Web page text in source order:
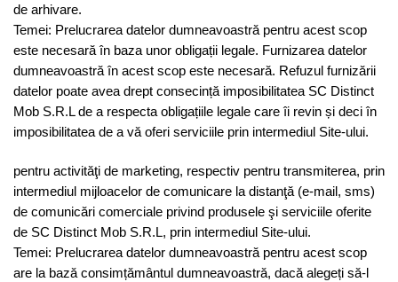
de arhivare.
Temei: Prelucrarea datelor dumneavoastră pentru acest scop
este necesară în baza unor obligații legale. Furnizarea datelor
dumneavoastră în acest scop este necesară. Refuzul furnizării
datelor poate avea drept consecință imposibilitatea SC Distinct
Mob S.R.L de a respecta obligațiile legale care îi revin și deci în
imposibilitatea de a vă oferi serviciile prin intermediul Site-ului.
pentru activităţi de marketing, respectiv pentru transmiterea, prin
intermediul mijloacelor de comunicare la distanţă (e-mail, sms)
de comunicări comerciale privind produsele şi serviciile oferite
de SC Distinct Mob S.R.L, prin intermediul Site-ului.
Temei: Prelucrarea datelor dumneavoastră pentru acest scop
are la bază consimțământul dumneavoastră, dacă alegeți să-l